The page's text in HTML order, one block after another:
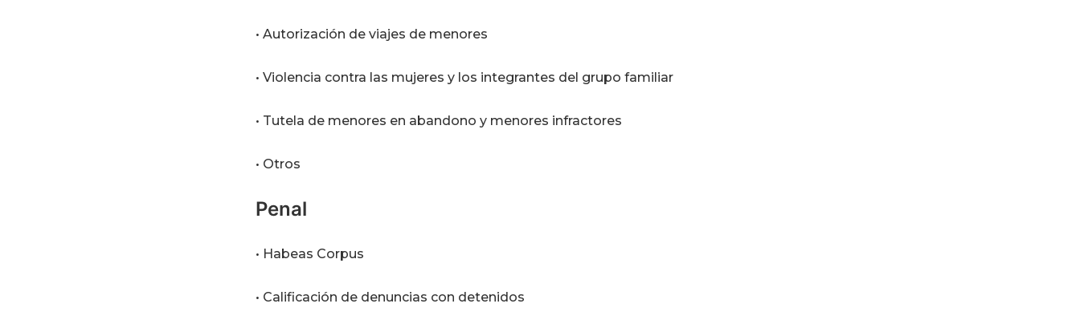
• Autorización de viajes de menores
• Violencia contra las mujeres y los integrantes del grupo familiar
• Tutela de menores en abandono y menores infractores
• Otros
Penal
• Habeas Corpus
• Calificación de denuncias con detenidos